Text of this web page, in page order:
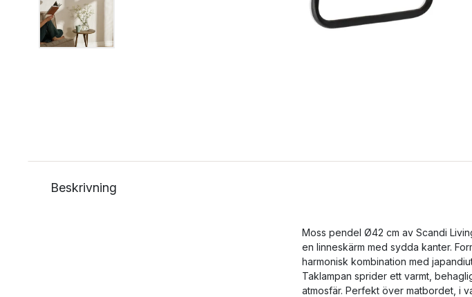
Beskrivning
Moss pendel Ø42 cm av Scandi
en linneskärm med sydda kanter.
harmonisk kombination med
Taklampan sprider ett varmt,
atmosfär. Perfekt över matbordet, i